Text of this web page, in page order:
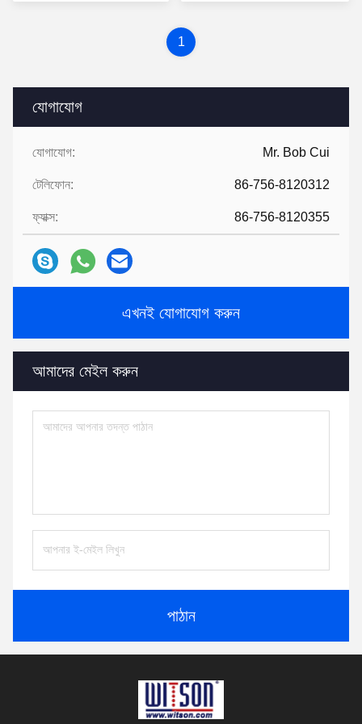
যোগাযোগ
যোগাযোগ: Mr. Bob Cui
টেলিফোন: 86-756-8120312
ফ্যাক্স: 86-756-8120355
এখনই যোগাযোগ করুন
আমাদের মেইল ​​করুন
পাঠান
1